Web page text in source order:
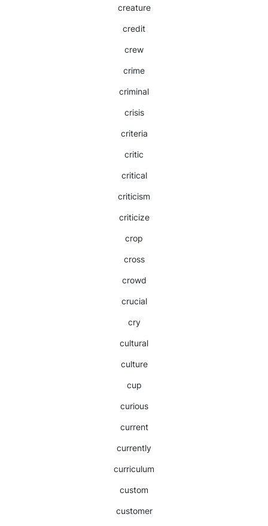
creature
credit
crew
crime
criminal
crisis
criteria
critic
critical
criticism
criticize
crop
cross
crowd
crucial
cry
cultural
culture
cup
curious
current
currently
curriculum
custom
customer